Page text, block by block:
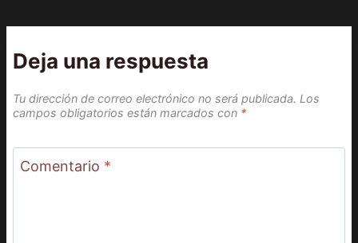
Deja una respuesta
Tu dirección de correo electrónico no será publicada. Los
campos obligatorios están marcados con *
Comentario *